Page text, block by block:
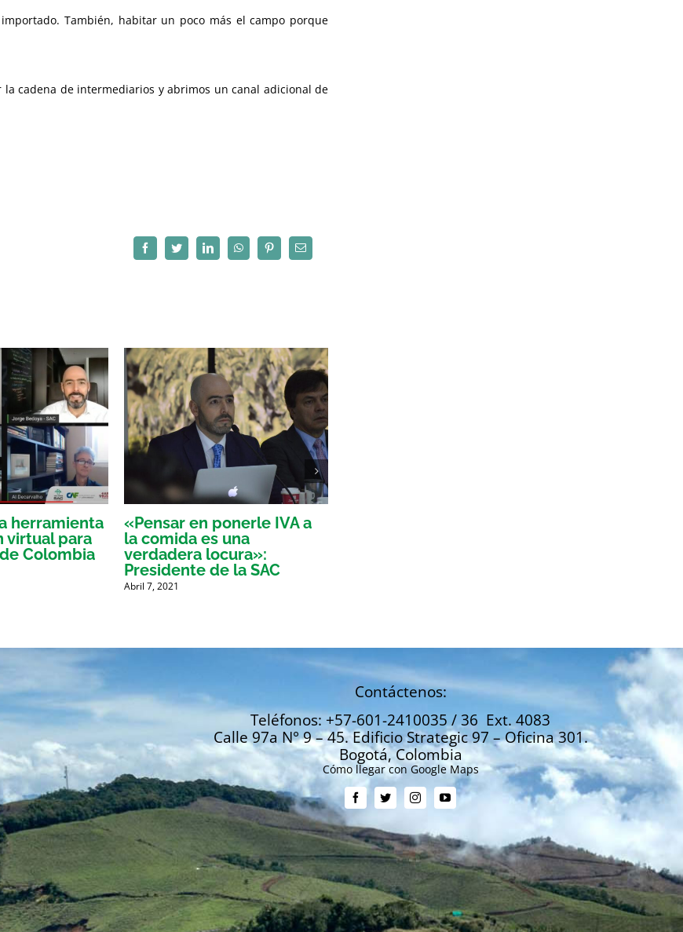
También, habitar un poco más el campo porque
cadena de intermediarios y abrimos un canal adicional de
FacebookTwitterLinkedInWhatsAppPinterestCorreo
electrónico
herramienta
virtual para
Colombia
«Pensar en ponerle IVA a
la comida es una
verdadera locura»:
Presidente de la SAC
Abril 7, 2021
Contáctenos:
Teléfonos: +57-601-2410035 / 36 Ext. 4083
Calle 97a N° 9 – 45. Edificio Strategic 97 – Oficina 301.
Bogotá, Colombia
Cómo llegar con Google Maps